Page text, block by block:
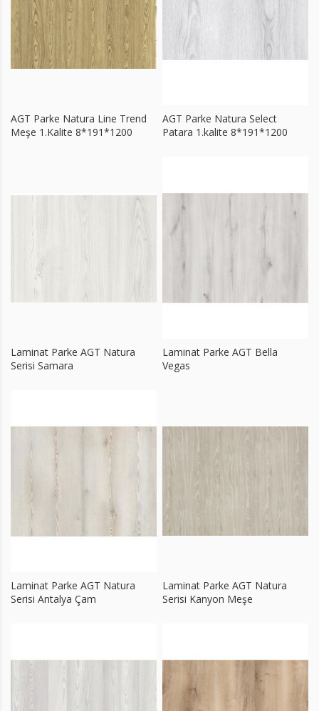
AGT Parke Natura Line Trend
Meşe 1.Kalite 8*191*1200
AGT Parke Natura Select
Patara 1.kalite 8*191*1200
Laminat Parke AGT Natura
Serisi Samara
Laminat Parke AGT Bella
Vegas
Laminat Parke AGT Natura
Serisi Antalya Çam
Laminat Parke AGT Natura
Serisi Kanyon Meşe